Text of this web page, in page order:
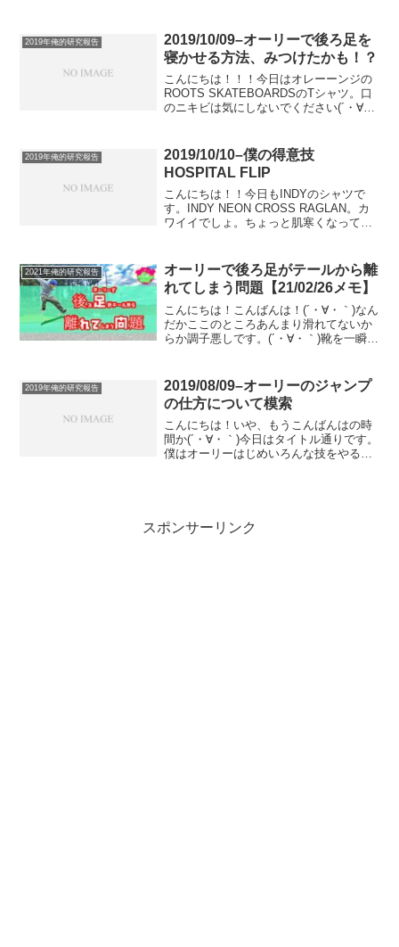
うなポジションこれをやったらバックサ
イドオーリーノーズ...
2019年俺的研究報告
2019/10/09–オーリーで後ろ足を
寝かせる方法、みつけたかも！？
こんにちは！！！今日はオレーーンジの
ROOTS SKATEBOARDSのTシャツ。口
のニキビは気にしないでください(´・∀・
KATSU AKIYA...
2019年俺的研究報告
2019/10/10–僕の得意技
HOSPITAL FLIP
こんにちは！！今日もINDYのシャツで
す。INDY NEON CROSS RAGLAN。カ
ワイイでしょ。ちょっと肌寒くなってき
に着まくってます。右胸にもしっかり
INDY...
2021年俺的研究報告
オーリーで後ろ足がテールから離
れてしまう問題【21/02/26メモ】
こんにちは！こんばんは！(´・∀・｀)なん
だかここのところあんまり滑れてないか
らか調子悪しです。(´・∀・｀)靴を一瞬、
(´・∀・｀)笑あまりにも滑りにくいから今
まで...
2019年俺的研究報告
2019/08/09–オーリーのジャンプ
の仕方について模索
こんにちは！いや、もうこんばんはの時
間か(´・∀・｀)今日はタイトル通りです。
僕はオーリーはじめいろんな技をやる時
スポンサーリンク